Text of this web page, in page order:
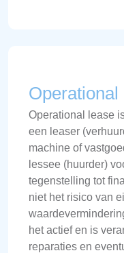
Operational lease
een leaser
machine of
lessee (huurder)
tegenstelling tot
niet het risico van
het actief en is
reparaties en